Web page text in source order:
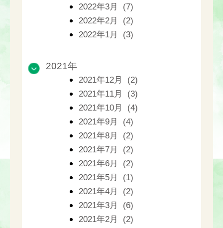
2022年3月 (7)
2022年2月 (2)
2022年1月 (3)
2021年
2021年12月 (2)
2021年11月 (3)
2021年10月 (4)
2021年9月 (4)
2021年8月 (2)
2021年7月 (2)
2021年6月 (2)
2021年5月 (1)
2021年4月 (2)
2021年3月 (6)
2021年2月 (2)